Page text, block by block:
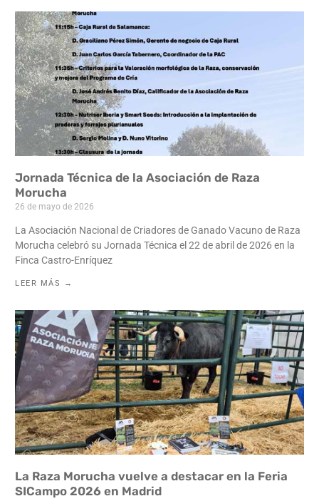
Jornada Técnica de la Asociación de Raza
Morucha
26 de mayo de 2026
La Asociación Nacional de Criadores de Ganado Vacuno de Raza
Morucha celebró su Jornada Técnica el 22 de abril de 2026 en la
Finca Castro-Enríquez
LEER MÁS →
La Raza Morucha vuelve a destacar en la Feria
SICampo 2026 en Madrid